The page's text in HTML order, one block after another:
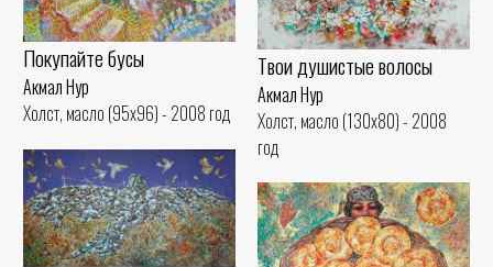
Твои душистые волосы
Акмал Нур
Холст, масло (130x80) - 2008
год
Покупайте бусы
Акмал Нур
Холст, масло (95x96) - 2008 год